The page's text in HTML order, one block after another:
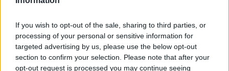
If you wish to opt-out of the sale, sharing to third parties, or
processing of your personal or sensitive information for
targeted advertising by us, please use the below opt-out
section to confirm your selection. Please note that after your
opt-out request is processed you may continue seeing
ΡΩΣΙΑ ΟΥΚΡΑΝΙΑ
ΕΙΣΒΟΛΗ
ΜΑΡΙΟΥΠΟΛΗ